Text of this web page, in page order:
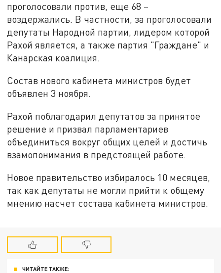
проголосовали против, еще 68 –
воздержались. В частности, за проголосовали
депутаты Народной партии, лидером которой
Рахой является, а также партия "Граждане" и
Канарская коалиция.
Состав нового кабинета министров будет
объявлен 3 ноября.
Рахой поблагодарил депутатов за принятое
решение и призвал парламентариев
объединиться вокруг общих целей и достичь
взамопонимания в предстоящей работе.
Новое правительство избиралось 10 месяцев,
так как депутаты не могли прийти к общему
мнению насчет состава кабинета министров.
ЧИТАЙТЕ ТАКЖЕ: